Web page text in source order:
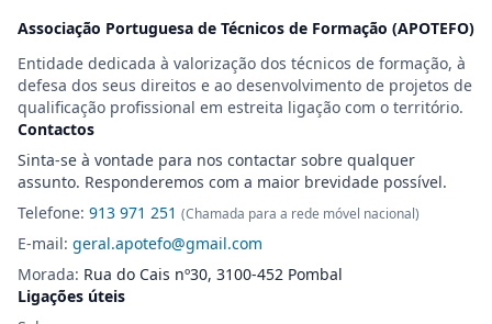
Associação Portuguesa de Técnicos de Formação (APOTEFO)
Entidade dedicada à valorização dos técnicos de formação, à
defesa dos seus direitos e ao desenvolvimento de projetos de
qualificação profissional em estreita ligação com o território.
Contactos
Sinta-se à vontade para nos contactar sobre qualquer
assunto. Responderemos com a maior brevidade possível.
Telefone: 913 971 251 (Chamada para a rede móvel nacional)
E-mail: geral.apotefo@gmail.com
Morada: Rua do Cais nº30, 3100-452 Pombal
Ligações úteis